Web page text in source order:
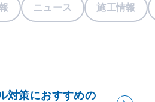
ニュース 施工情報
対策におすすめの